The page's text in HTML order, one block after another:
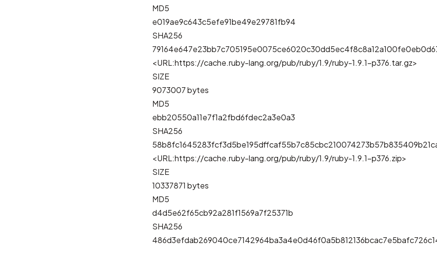
MD5
e019ae9c643c5efe91be49e29781fb94
SHA256
<URL:https://cache.ruby-lang.org/pub/ruby/1.9/ruby-1.9.1-p376.tar.gz>
SIZE
9073007 bytes
MD5
ebb20550a11e7f1a2fbd6fdec2a3e0a3
SHA256
<URL:https://cache.ruby-lang.org/pub/ruby/1.9/ruby-1.9.1-p376.zip>
SIZE
10337871 bytes
MD5
d4d5e62f65cb92a281f1569a7f25371b
SHA256